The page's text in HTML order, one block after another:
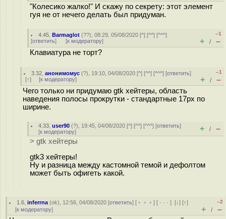
"Колесико жалко!" И скажу по секрету: этот элемент
гуя не от нечего делать был придуман.
4.45 ,Barmaglot (??), 08:29, 05/08/2020 [^] [^^] [^^^]
[ответить] [к модератору]
–1
+ / –
Клавиатура не торт?
3.32 ,анонимомус (?), 19:10, 04/08/2020 [^] [^^] [^^^] [ответить]
[↑] [к модератору]
–1
+ / –
Чего только ни придумаю gtk хейтеры, область
наведения полосы прокрутки - стандартные 17px по
ширине.
4.33 ,user90 (?), 19:45, 04/08/2020 [^] [^^] [^^^] [ответить]
[к модератору] + / –
> gtk хейтеры
gtk3 хейтеры!
Ну и разница между кастомной темой и дефолтом
может быть офигеть какой.
1.6 ,inferrna (ok), 12:56, 04/08/2020 [ответить] [ ﹢﹢﹢] [ · · ·][↓] [↑]
[к модератору]
–2
+ / –